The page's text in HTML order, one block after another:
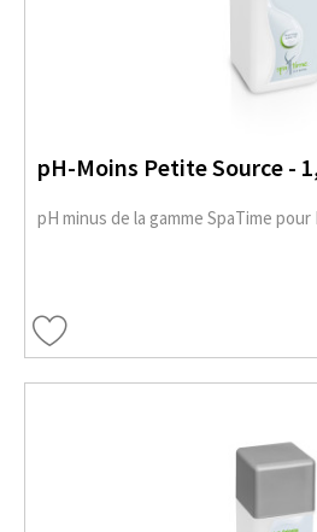
pH-Moins Petite Source -
pH minus de la gamme SpaTime